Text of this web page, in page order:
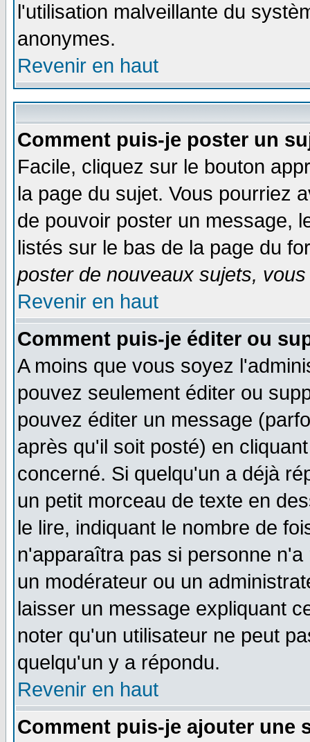
l'utilisation malveillante du
anonymes.
Revenir en haut
Comment puis-je poster un
Facile, cliquez sur le bouton
la page du sujet. Vous pourriez
de pouvoir poster un message,
listés sur le bas de la page du
poster de nouveaux sujets,
Revenir en haut
Comment puis-je éditer ou
A moins que vous soyez
pouvez seulement éditer ou
pouvez éditer un message
après qu'il soit posté) en
concerné. Si quelqu'un a déjà
un petit morceau de texte en
le lire, indiquant le nombre de
n'apparaîtra pas si personne
un modérateur ou un
laisser un message expliquant
noter qu'un utilisateur ne peut
quelqu'un y a répondu.
Revenir en haut
Comment puis-je ajouter une